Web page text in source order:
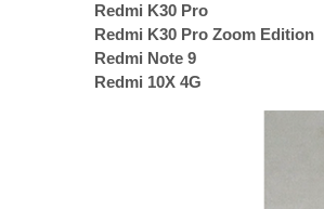
Redmi K30 Pro
Redmi K30 Pro Zoom Edition
Redmi Note 9
Redmi 10X 4G